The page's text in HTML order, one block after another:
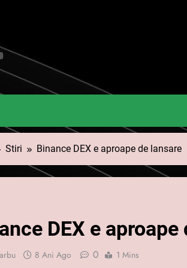
Stiri Binance DEX e aproape de lansare
DEX e aproape
8 Ani Ago 0 1 Mins